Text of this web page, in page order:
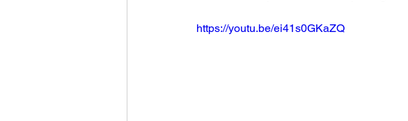
https://youtu.be/ei41s0GKaZQ